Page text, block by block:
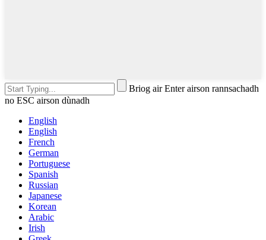
Briog air Enter airson rannsachadh
no ESC airson dùnadh
English
English
French
German
Portuguese
Spanish
Russian
Japanese
Korean
Arabic
Irish